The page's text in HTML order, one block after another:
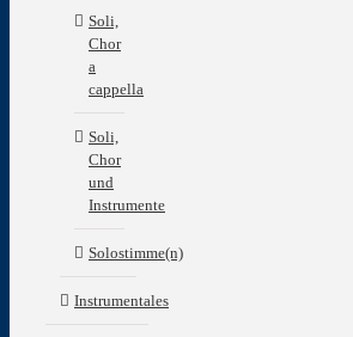
Soli,
Chor
a
cappella
Soli,
Chor
und
Instrumente
Solostimme(n)
Instrumentales